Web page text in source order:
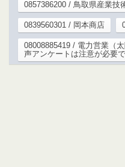
0857386200 / 鳥取県産業技
0839560301 / 岡本商店
08008885419 / 電力営業（
声アンケートは注意が必要